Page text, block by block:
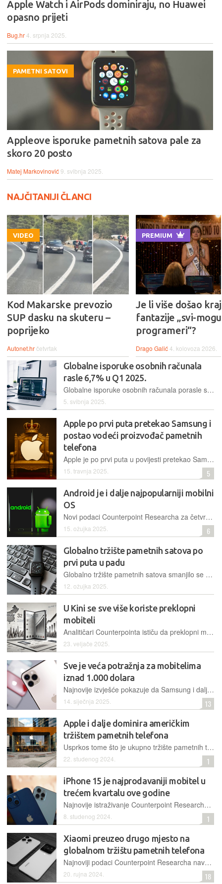
Apple Watch i AirPods dominiraju, no Huawei
opasno prijeti
Bug.hr4. srpnja 2025.
PAMETNI SATOVI
Appleove isporuke pametnih satova pale za
skoro 20 posto
Matej Markovinović9. svibnja 2025.
NAJČITANIJI ČLANCI
VIDEO
Kod Makarske prevozio
SUP dasku na skuteru –
poprijeko
Autonet.hrčetvrtak
PREMIUM
Je li više došao kraj
fantazije „svi-
programeri“?
Drago Galić4. kolovoza 2026.
Globalne isporuke osobnih računala
rasle 6,7% u Q1 2025.
Globalne isporuke osobnih računala porasle su 6,7% na godišnjoj razini u prvom tromjesečju 2025. Godine (Q1 2025) i dosegle 61,4 milijuna jedinica, prema preliminarnim podacima Counterpoint Researcha
5. svibnja 2025.
Apple po prvi puta pretekao Samsung i
postao vodeći proizvođač pametnih
telefona
Apple je po prvi puta u povijesti pretekao Samsung po broju isporuka te je zasjeo na tron globalnog tržišta pametnih telefona
15. travnja 2025. 5
Android je i dalje najpopularniji mobilni
OS
Novi podaci Counterpoint Researcha za četvrti kvartal 2024. godine potvrđuje dominaciju Androida kao najkorištenijeg OS-a na pametnim telefonima
15. ožujka 2025. 6
Globalno tržište pametnih satova po
prvi puta u padu
Globalno tržište pametnih satova smanjilo se za 7 posto u 2024. godini, a analitičari Counterpointa smatraju da je razlog tomu slabija potražnja kod indijskih kupaca
12. ožujka 2025.
U Kini se sve više koriste preklopni
mobiteli
Analitičari Counterpointa ističu da preklopni mobiteli više nisu rezervirani samo za tehnološke entuzijaste i mušku populaciju te da ih sve više koriste i ostale skupine korisnika
23. veljače 2025.
Sve je veća potražnja za mobitelima
iznad 1.000 dolara
Najnovije izvješće pokazuje da Samsung i dalje drži vodeće mjesto s 19 posto udjela na tržištu te da je potražnja za mobitelima iznad 1.000 dolara sve veća
14. siječnja 2025. 13
Apple i dalje dominira američkim
tržištem pametnih telefona
Usprkos tome što je ukupno tržište pametnih telefona u SAD-u u padu, Apple i dalje čvrsto zadržava svoju dominaciju
22. studenog 2024. 1
iPhone 15 je najprodavaniji mobitel u
trećem kvartalu ove godine
Najnovije istraživanje Counterpoint Researcha pokazuje da je prošlogodišnji iPhone 15 najprodavaniji mobitel na svijetu u razdoblju od srpnja do rujna ove godine
8. studenog 2024. 1
Xiaomi preuzeo drugo mjesto na
globalnom tržištu pametnih telefona
Najnoviji podaci Counterpoint Researcha navode da je Xiaomi ovoga kolovoza preuzeo drugo mjesto na globalnom tržištu pametnih telefona te tako pretekao Apple. Na prvom mjestu je i dalje Samsung
20. rujna 2024. 18